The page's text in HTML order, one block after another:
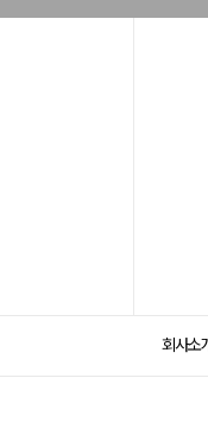
회사소